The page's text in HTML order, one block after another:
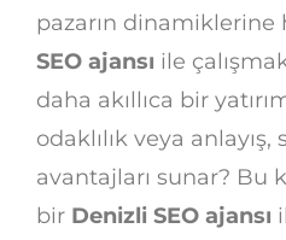
pazarın dinamiklerine
SEO ajansı ile
daha akıllıca bir
odaklılık veya
avantajları sunar? Bu
bir Denizli SEO ajansı